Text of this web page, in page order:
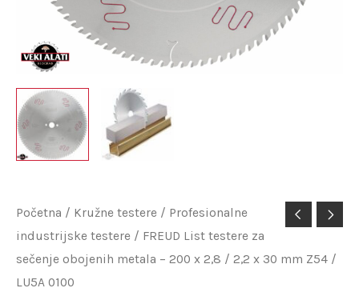
Početna / Kružne testere / Profesionalne
industrijske testere / FREUD List testere za
sečenje obojenih metala – 200 x 2,8 / 2,2 x 30 mm Z54 /
LU5A 0100
FREUD
List
testere
za